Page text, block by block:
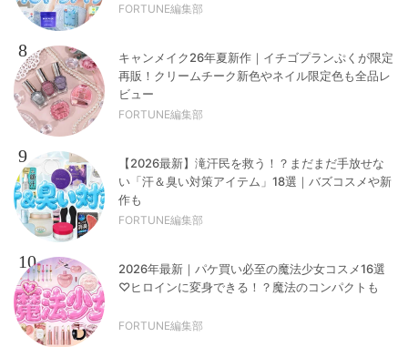
FORTUNE編集部
8
キャンメイク26年夏新作｜イチゴプランぷくが限定
再販！クリームチーク新色やネイル限定色も全品レ
ビュー
FORTUNE編集部
9
【2026最新】滝汗民を救う！？まだまだ手放せな
い「汗＆臭い対策アイテム」18選｜バズコスメや新
作も
FORTUNE編集部
10
2026年最新｜パケ買い必至の魔法少女コスメ16選
♡ヒロインに変身できる！？魔法のコンパクトも
FORTUNE編集部